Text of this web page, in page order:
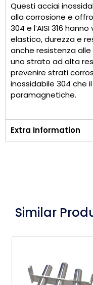
Questi acciai
alla corrosione e
304 e l’AISI 316
elastico, durezza e
anche resistenza
uno strato ad alta
prevenire strati
inossidabile 304 che
paramagnetiche.
Extra Information
Similar